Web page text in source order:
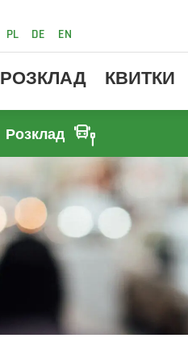
PL DE EN
РОЗКЛАД КВИТКИ
Розклад